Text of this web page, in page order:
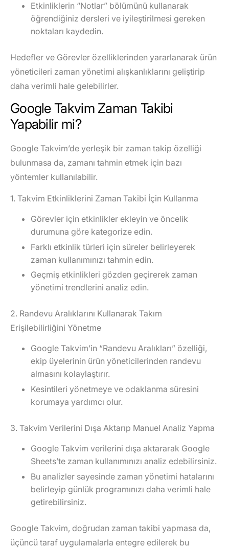
Etkinliklerin “Notlar” bölümünü kullanarak
öğrendiğiniz dersleri ve iyileştirilmesi gereken
noktaları kaydedin.
Hedefler ve Görevler özelliklerinden yararlanarak ürün
yöneticileri zaman yönetimi alışkanlıklarını geliştirip
daha verimli hale gelebilirler.
Google Takvim Zaman Takibi
Yapabilir mi?
Google Takvim’de yerleşik bir zaman takip özelliği
bulunmasa da, zamanı tahmin etmek için bazı
yöntemler kullanılabilir.
1. Takvim Etkinliklerini Zaman Takibi İçin Kullanma
Görevler için etkinlikler ekleyin ve öncelik
durumuna göre kategorize edin.
Farklı etkinlik türleri için süreler belirleyerek
zaman kullanımınızı tahmin edin.
Geçmiş etkinlikleri gözden geçirerek zaman
yönetimi trendlerini analiz edin.
2. Randevu Aralıklarını Kullanarak Takım
Erişilebilirliğini Yönetme
Google Takvim’in “Randevu Aralıkları” özelliği,
ekip üyelerinin ürün yöneticilerinden randevu
almasını kolaylaştırır.
Kesintileri yönetmeye ve odaklanma süresini
korumaya yardımcı olur.
3. Takvim Verilerini Dışa Aktarıp Manuel Analiz Yapma
Google Takvim verilerini dışa aktararak Google
Sheets’te zaman kullanımınızı analiz edebilirsiniz.
Bu analizler sayesinde zaman yönetimi hatalarını
belirleyip günlük programınızı daha verimli hale
getirebilirsiniz.
Google Takvim, doğrudan zaman takibi yapmasa da,
üçüncü taraf uygulamalarla entegre edilerek bu